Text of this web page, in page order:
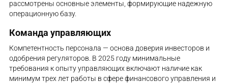
рассмотрены основные элементы, формирующие надежную
операционную базу.
Команда управляющих
Компетентность персонала — основа доверия инвесторов и
одобрения регуляторов. В 2025 году минимальные
требования к опыту управляющих включают наличие как
минимум трех лет работы в сфере финансового управления и